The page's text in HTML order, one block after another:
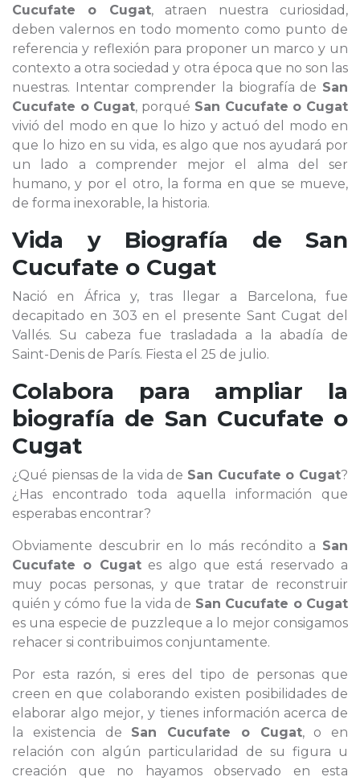
Cucufate o Cugat, atraen nuestra curiosidad,
deben valernos en todo momento como punto de
referencia y reflexión para proponer un marco y un
contexto a otra sociedad y otra época que no son las
nuestras. Intentar comprender la biografía de San
Cucufate o Cugat, porqué San Cucufate o Cugat
vivió del modo en que lo hizo y actuó del modo en
que lo hizo en su vida, es algo que nos ayudará por
un lado a comprender mejor el alma del ser
humano, y por el otro, la forma en que se mueve,
de forma inexorable, la historia.
Vida y Biografía de San
Cucufate o Cugat
Nació en África y, tras llegar a Barcelona, fue
decapitado en 303 en el presente Sant Cugat del
Vallés. Su cabeza fue trasladada a la abadía de
Saint-Denis de París. Fiesta el 25 de julio.
Colabora para ampliar la
biografía de San Cucufate o
Cugat
¿Qué piensas de la vida de San Cucufate o Cugat?
¿Has encontrado toda aquella información que
esperabas encontrar?
Obviamente descubrir en lo más recóndito a San
Cucufate o Cugates algo que está reservado a
muy pocas personas, y que tratar de reconstruir
quién y cómo fue la vida de San Cucufate o Cugat
es una especie de puzzleque a lo mejor consigamos
rehacer si contribuimos conjuntamente.
Por esta razón, si eres del tipo de personas que
creen en que colaborando existen posibilidades de
elaborar algo mejor, y tienes información acerca de
la existencia de San Cucufate o Cugat, o en
relación con algún particularidad de su figura u
creación que no hayamos observado en esta